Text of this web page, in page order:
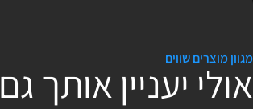
מגוון מוצרים שווים
אולי יעניין אותך גם